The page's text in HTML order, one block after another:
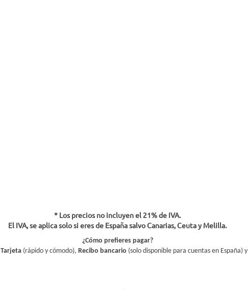
* Los precios no incluyen el 21% de IVA.
El IVA, se aplica solo si eres de España salvo Canarias, Ceuta y Melilla.
¿Cómo prefieres pagar?
Tarjeta(rápido y cómodo), Recibo bancario (solo disponible para cuentas en España) y